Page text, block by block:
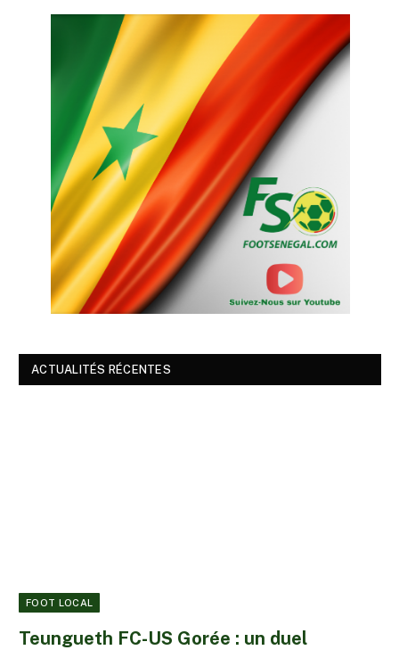
ACTUALITÉS RÉCENTES
FOOT LOCAL
Teungueth FC-US Gorée : un duel